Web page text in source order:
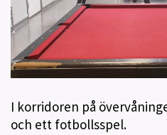
I korridoren på
och ett fotbollsspel.